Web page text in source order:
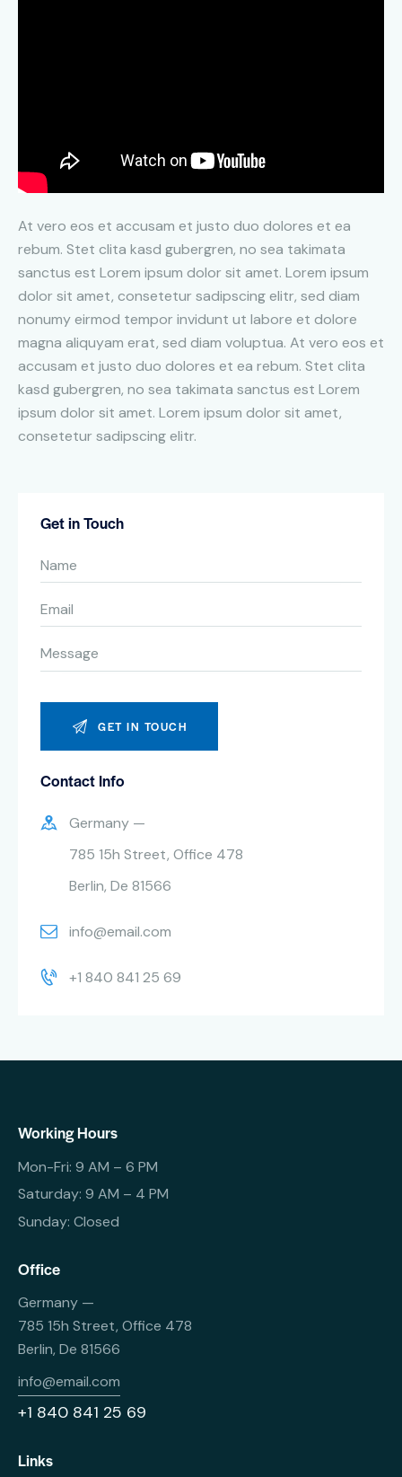
At vero eos et accusam et justo duo dolores et ea
rebum. Stet clita kasd gubergren, no sea takimata
sanctus est Lorem ipsum dolor sit amet. Lorem ipsum
dolor sit amet, consetetur sadipscing elitr, sed diam
nonumy eirmod tempor invidunt ut labore et dolore
magna aliquyam erat, sed diam voluptua. At vero eos et
accusam et justo duo dolores et ea rebum. Stet clita
kasd gubergren, no sea takimata sanctus est Lorem
ipsum dolor sit amet. Lorem ipsum dolor sit amet,
consetetur sadipscing elitr.
Get in Touch
Contact Info
Germany —
785 15h Street, Office 478
Berlin, De 81566
info@email.com
+1 840 841 25 69
Working Hours
Mon-Fri: 9 AM – 6 PM
Saturday: 9 AM – 4 PM
Sunday: Closed
Office
Germany —
785 15h Street, Office 478
Berlin, De 81566
info@email.com
+1 840 841 25 69
Links